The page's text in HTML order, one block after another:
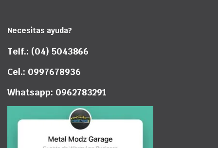
Necesitas ayuda?
Telf.: (04) 5043866
Cel.: 0997678936
Whatsapp: 0962783291